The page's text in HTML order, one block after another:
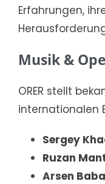
Erfahrungen,
Musik &
ORER stellt
internationalen
Sergey
Ruzan
Arsen